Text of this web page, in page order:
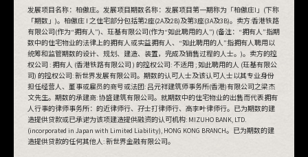
发展项目名称：柏傲庄。发展项目期数名称：发展项目第一期称为「柏傲庄I」(下称
「期数」)。柏傲庄 I 之住宅部分包括第2座(2A及2B)及第3座(3A及3B)。卖方:香港铁路
有限公司(作为“拥有人”)、玨基有限公司(作为“如此聘用的人”) (备注：“拥有人”指期
数中的住宅物业的法律上的拥有人或实益拥有人、“如此聘用的人”指拥有人聘用以
统筹和监管期数的设计、规划、建造、装置，完成及销售过程的人士。)。卖方的控
权公司 : 拥有人 (香港铁路有限公司 ) 的控权公司: 不适用 ; 如此聘用的人 (玨基有限公
司) 的控权公司: 新世界发展有限公司。期数的认可人士及该认可人士以其专业身份
担任经营人、董事或雇员的商号或法团: 吕元祥建筑师事务所(香港)有限公司之梁杰
文先生。期数的承建商: 协盛建筑有限公司。就期数中的住宅物业的出售而代表拥有
人行事的律师事务所：的近律师行、孖士打律师行、高李叶律师行。已为期数的建
造提供贷款或已承诺为该项建造提供融资的认可机构: MIZUHO BANK, LTD.
(incorporated in Japan with Limited Liability), HONG KONG BRANCH。已为期数的建
造提供贷款的任何其他人: 新世界金融有限公司。